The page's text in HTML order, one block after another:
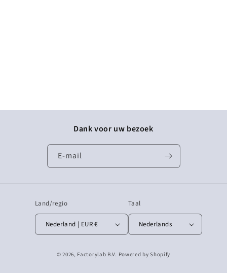
Dank voor uw bezoek
E‑mail
Land/regio
Nederland | EUR €
Taal
Nederlands
© 2026, Factorylab B.V. Powered by Shopify